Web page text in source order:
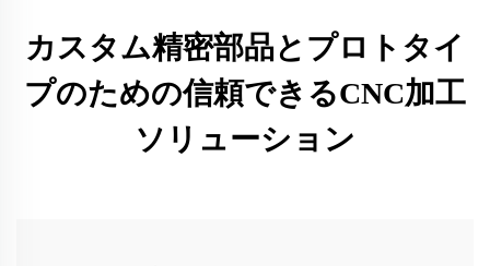
カスタム精密部品とプロトタイ
プのための信頼できるCNC加工
ソリューション